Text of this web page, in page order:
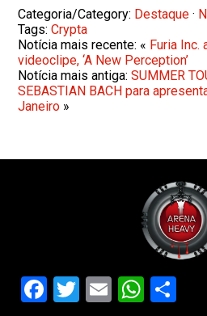
Categoria/Category: Destaque ·
Tags:Crypta
Notícia mais recente: « Furia Inc.
videoclipe, ‘A New Perception’
Notícia mais antiga:SUMMER
SEBASTIAN BACH para
Janeiro »
Facebook
Twitter
Email